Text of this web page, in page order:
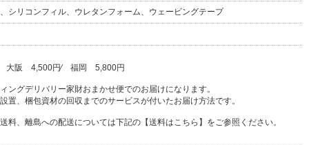
シリコンフィル、ウレタンフォーム、ウェービングテープ
大阪 4,500円⁄ 福岡 5,800円
ングデリバリー家財おまかせ便でのお届けになります。
置、梱包資材の回収までのサービスが付いたお届け方法です。
料、離島への配送については下記の【送料はこちら】をご参照ください。